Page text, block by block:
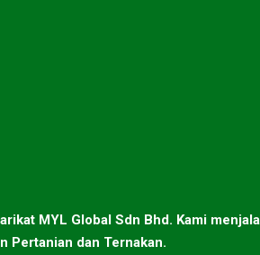
MYL Global Sdn Bhd. Kami
Pertanian dan Ternakan.